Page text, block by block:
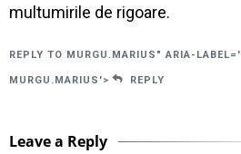
multumirile de rigoare.
REPLY TO MURGU.MARIUS" ARIA-LABEL='
MURGU.MARIUS'> REPLY
Leave a Reply